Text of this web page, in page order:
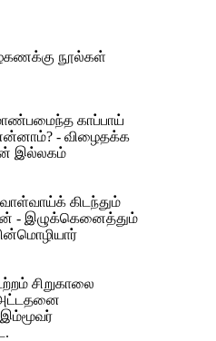
நூல்கள்
காப்பாய்
- விழைதக்க
இல்லகம்
கிடந்தும்
- இழுக்கெனைத்தும்
சிறுகாலை
அட்டதனை